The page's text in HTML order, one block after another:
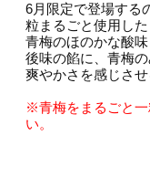
6月限定で登場する
粒まるごと使用した
青梅のほのかな酸
後味の餡に、青梅
爽やかさを感じさせ
※青梅をまるごと一
い。